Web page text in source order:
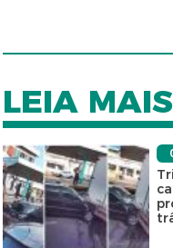
LEIA MAIS